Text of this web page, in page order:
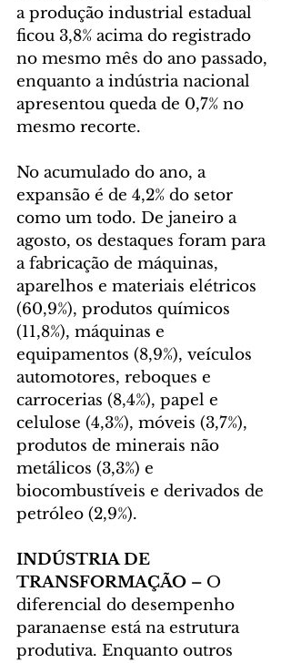
a produção industrial estadual
ficou 3,8% acima do registrado
no mesmo mês do ano passado,
enquanto a indústria nacional
apresentou queda de 0,7% no
mesmo recorte.
No acumulado do ano, a
expansão é de 4,2% do setor
como um todo. De janeiro a
agosto, os destaques foram para
a fabricação de máquinas,
aparelhos e materiais elétricos
(60,9%), produtos químicos
(11,8%), máquinas e
equipamentos (8,9%), veículos
automotores, reboques e
carrocerias (8,4%), papel e
celulose (4,3%), móveis (3,7%),
produtos de minerais não
metálicos (3,3%) e
biocombustíveis e derivados de
petróleo (2,9%).
INDÚSTRIA DE
TRANSFORMAÇÃO – O
diferencial do desempenho
paranaense está na estrutura
produtiva. Enquanto outros